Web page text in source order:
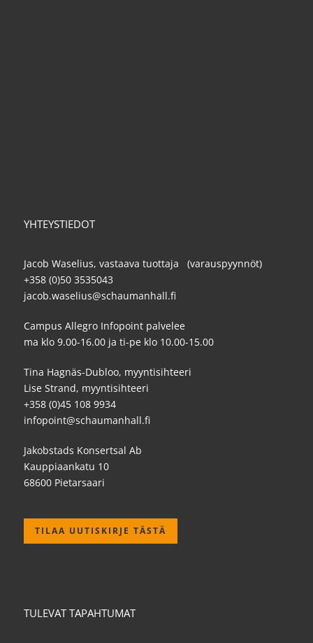
YHTEYSTIEDOT
Jacob Waselius, vastaava tuottaja (varauspyynnöt)
+358 (0)50 3535043
jacob.waselius@schaumanhall.fi
Campus Allegro Infopoint palvelee
ma klo 9.00-16.00 ja ti-pe klo 10.00-15.00
Tina Hagnäs-Dubloo, myyntisihteeri
Lise Strand, myyntisihteeri
+358 (0)45 108 9934
infopoint@schaumanhall.fi
Jakobstads Konsertsal Ab
Kauppiaankatu 10
68600 Pietarsaari
TILAA UUTISKIRJE TÄSTÄ
TULEVAT TAPAHTUMAT